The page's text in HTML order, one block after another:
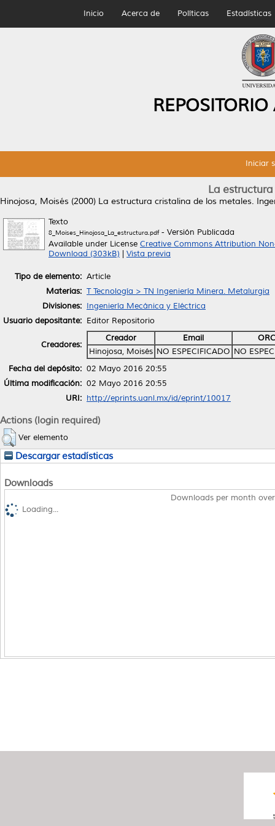
Inicio Acerca de Políticas Estadísticas
Iniciar
La
Hinojosa, Moisés (2000) La estructura cristalina de los metales.
Texto
8_Moises_Hinojosa_La_estructura.pdf- Versión Publicada
Available under License Creative Commons Attribution
Download (303kB)
Vista previa
Tipo de elemento: Article
Materias: T Tecnología > TN Ingeniería Minera. Metalurgia
Divisiones: Ingeniería Mecánica y Eléctrica
Usuario depositante: Editor Repositorio
Creadores:
Creador Email
Hinojosa, Moisés NO ESPECIFICADO NO
Fecha del depósito: 02 Mayo 2016 20:55
Última modificación: 02 Mayo 2016 20:55
URI: http://eprints.uanl.mx/id/eprint/10017
Actions (login required)
Ver elemento
Descargar estadísticas
Downloads
Downloads per month
Loading...